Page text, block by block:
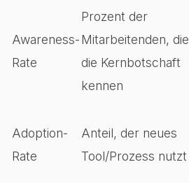
Awareness-
Rate
Prozent der
Mitarbeitenden, die
die Kernbotschaft
kennen
Adoption-
Rate
Anteil, der neues
Tool/Prozess nutzt